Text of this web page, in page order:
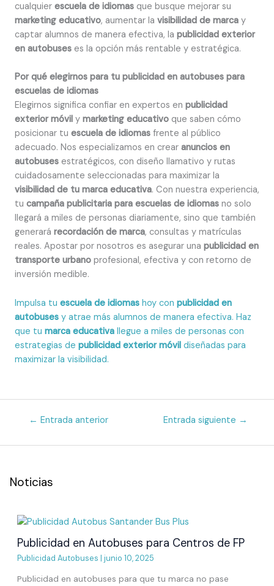
cualquier escuela de idiomas que busque mejorar su
marketing educativo, aumentar la visibilidad de marca y
captar alumnos de manera efectiva, la publicidad exterior
en autobuses es la opción más rentable y estratégica.
Por qué elegirnos para tu publicidad en autobuses para
escuelas de idiomas
Elegirnos significa confiar en expertos en publicidad
exterior móvil y marketing educativo que saben cómo
posicionar tu escuela de idiomas frente al público
adecuado. Nos especializamos en crear anuncios en
autobuses estratégicos, con diseño llamativo y rutas
cuidadosamente seleccionadas para maximizar la
visibilidad de tu marca educativa. Con nuestra experiencia,
tu campaña publicitaria para escuelas de idiomas no solo
llegará a miles de personas diariamente, sino que también
generará recordación de marca, consultas y matrículas
reales. Apostar por nosotros es asegurar una publicidad en
transporte urbano profesional, efectiva y con retorno de
inversión medible.
Impulsa tu escuela de idiomas hoy con publicidad en
autobuses y atrae más alumnos de manera efectiva. Haz
que tu marca educativa llegue a miles de personas con
estrategias de publicidad exterior móvil diseñadas para
maximizar la visibilidad.
← Entrada anterior Entrada siguiente →
Noticias
Publicidad en Autobuses para Centros de FP
Publicidad Autobuses | junio 10, 2025
Publicidad en autobuses para que tu marca no pase